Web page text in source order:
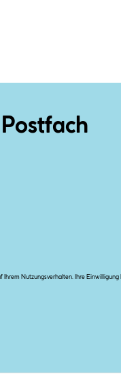
Ihrem Nutzungsverhalten. Ihre Einwilligung